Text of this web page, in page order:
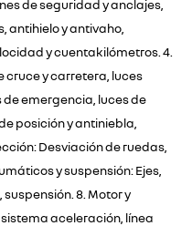
de seguridad y anclajes,
antihielo y antivaho,
y cuentakilómetros. 4.
cruce y carretera, luces
emergencia, luces de
posición y antiniebla,
Desviación de ruedas,
y suspensión: Ejes,
8. Motor y
aceleración, línea